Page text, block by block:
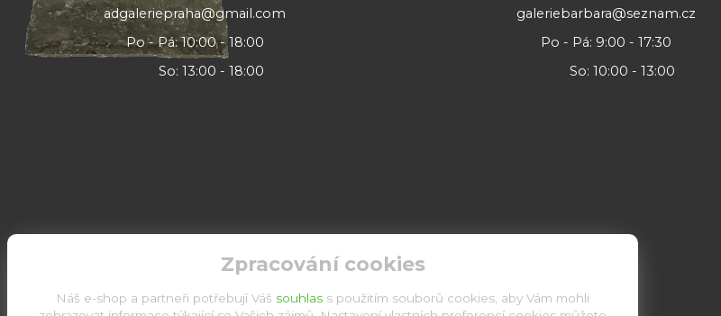
adgaleriepraha@gmail.com
Po - Pá: 10:00 - 18:00
So: 13:00 - 18:00
galeriebarbara@seznam.cz
Po - Pá: 9:00 - 17:30
So: 10:00 - 13:00
Zpracování cookies
Náš e-shop a partneři potřebují Váš souhlas s použitím souborů cookies, aby Vám mohli